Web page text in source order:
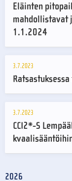
Eläinten
mahdollistavat
1.1.2024
3.7.2023
3.7.2023
CCI2*-S
2026